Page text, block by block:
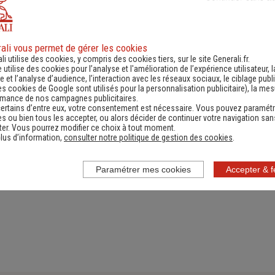
d'information
une actualité,
réglementation...)
Contacter un
(Obtenir un devis,
information, faire un
vous permet de gérer les cookies
utilise des cookies, y compris des cookies tiers, sur le site Generali.fr.
utilise des cookies pour l’analyse et l'amélioration de l’expérience utilisateur,
et l’analyse d’audience, l’interaction avec les réseaux sociaux, le ciblage
cookies de Google sont utilisés pour la personnalisation publicitaire), la
de nos campagnes publicitaires.
d’entre eux, votre consentement est nécessaire. Vous pouvez
ou bien tous les accepter, ou alors décider de continuer votre navigation
Vous pourrez modifier ce choix à tout moment.
d’information, consulter notre politique de gestion des cookies
Accepter &
Paramétrer mes cookies